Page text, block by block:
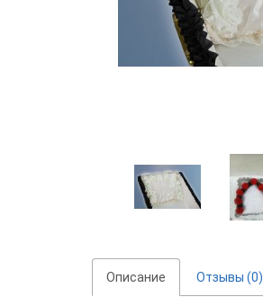
Описание Отзывы (0)